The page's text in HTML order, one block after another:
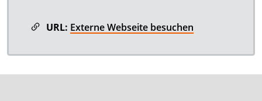
URL: Externe Webseite besuchen